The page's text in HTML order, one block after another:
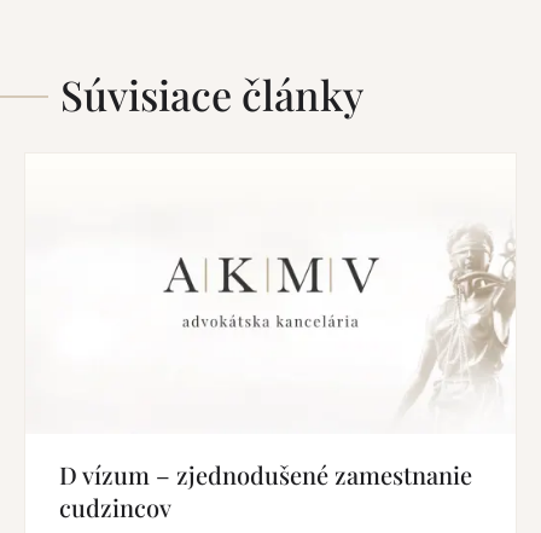
Súvisiace články
D vízum – zjednodušené zamestnanie
cudzincov